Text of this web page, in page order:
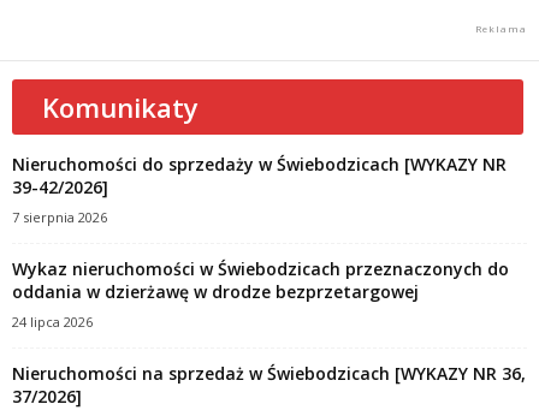
Komunikaty
Nieruchomości do sprzedaży w Świebodzicach [WYKAZY NR
39-42/2026]
7 sierpnia 2026
Wykaz nieruchomości w Świebodzicach przeznaczonych do
oddania w dzierżawę w drodze bezprzetargowej
24 lipca 2026
Nieruchomości na sprzedaż w Świebodzicach [WYKAZY NR 36,
37/2026]